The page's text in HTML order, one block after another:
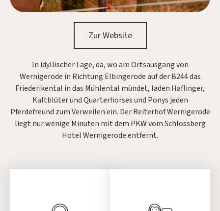
Zur Website
In idyllischer Lage, da, wo am Ortsausgang von
Wernigerode in Richtung Elbingerode auf der B244 das
Friederikental in das Mühlental mündet, laden Haflinger,
Kaltblüter und Quarterhorses und Ponys jeden
Pferdefreund zum Verweilen ein. Der Reiterhof Wernigerode
liegt nur wenige Minuten mit dem PKW vom Schlossberg
Hotel Wernigerode entfernt.